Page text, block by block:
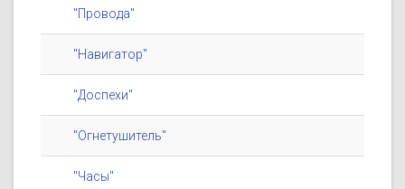
"Провода"
"Навигатор"
"Доспехи"
"Огнетушитель"
"Часы"